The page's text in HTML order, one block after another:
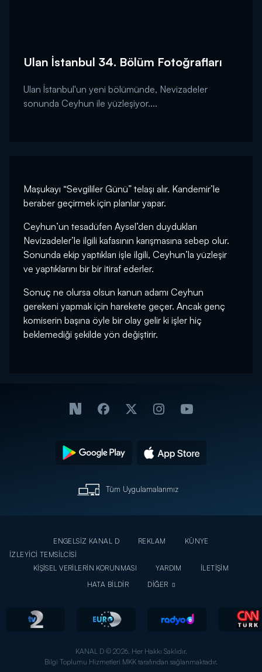
Ulan İstanbul 34. Bölüm Fotoğrafları
Ulan İstanbul'un yeni bölümünde, Nevizadeler
sonunda Ceyhun ile yüzleşiyor....
Maşukayı “Sevgililer Günü” telaşı alır. Kandemir’le
beraber geçirmek için planlar yapar.
Ceyhun’un tesadüfen Aysel’den duydukları
Nevizadeler’le ilgili kafasının karışmasına sebep olur.
Sonunda ekip yaptıkları işle ilgili, Ceyhun’la yüzleşir
ve yaptıklarını bir bir itiraf ederler.
Sonuç ne olursa olsun kanun adamı Ceyhun
gerekeni yapmak için harekete geçer. Ancak genç
komiserin başına öyle bir olay gelir ki işler hiç
beklemediği şekilde yön değiştirir.
Tüm Uygulamalarımız
ENGELSİZ KANAL D REKLAM
KÜNYE
İZLEYİCİ TEMSİLCİSİ
KİŞİSEL VERİLERİN KORUNMASI
YARDIM
İLETİŞİM
HATA BİLDİR
DİĞER
KANAL D © 2026. Her Hakkı Saklıdır.
Bilgi Toplumu Hizmetleri MKK tarafından sağlanmaktadır.